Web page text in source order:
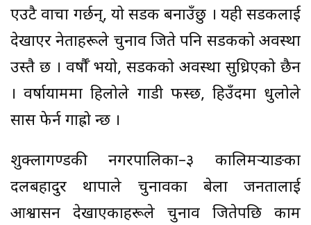
एउटै वाचा गर्छन्, यो सडक बनाउँछु । यही सडकलाई
देखाएर नेताहरूले चुनाव जिते पनि सडकको अवस्था
उस्तै छ । वर्षौँ भयो, सडकको अवस्था सुध्रिएको छैन
। वर्षायाममा हिलोले गाडी फस्छ, हिउँदमा धुलोले
सास फेर्न गाह्रो हुन्छ ।
शुक्लागण्डकी नगरपालिका–३ कालिमर्‍याङका
दलबहादुर थापाले चुनावका बेला जनतालाई
आश्वासन देखाएकाहरूले चुनाव जितेपछि काम